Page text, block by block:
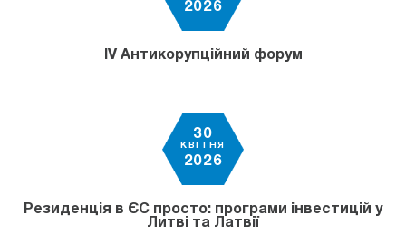
2026
IV Антикорупційний форум
30
КВІТНЯ
2026
Резиденція в ЄС просто: програми інвестицій у
Литві та Латвії